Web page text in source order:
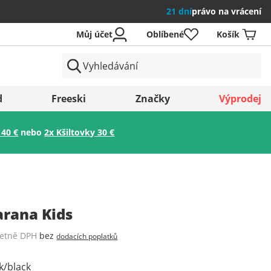
21 dníprávo na vrácení
Uložit
Můj účet Oblíbené Košík
Freeski Značky Výprodej
€ nebo2x Kšiltovky 30 €
Kids
DPH bezdodacích poplatků
black